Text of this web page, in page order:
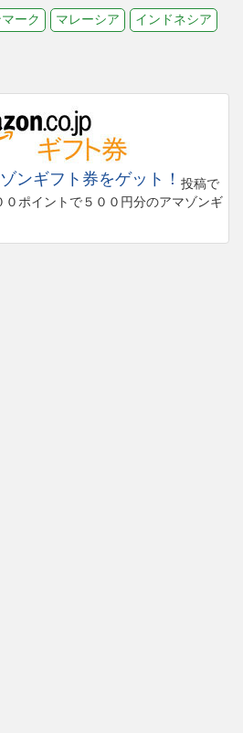
ーク マレーシア インドネシア
ンギフト券をゲット！ 投稿で
０ポイントで５００円分のアマゾンギ